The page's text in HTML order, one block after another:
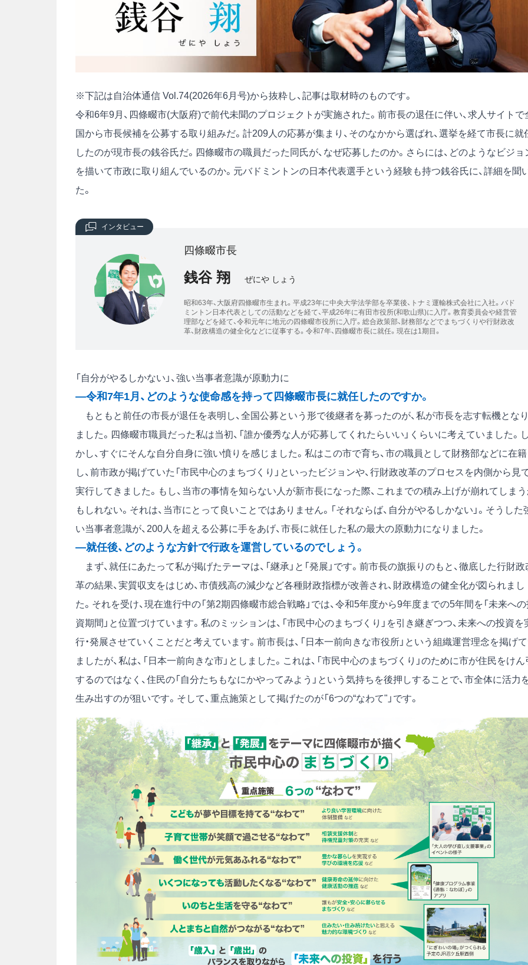
※下記は自治体通信 Vol.74(2026年6月号)から抜粋し、記事は取材時のものです。
令和6年9月、四條畷市(大阪府)で前代未聞のプロジェクトが実施された。前市長の退任に伴い、求人サイトで
国から市長候補を公募する取り組みだ。計209人の応募が集まり、そのなかから選ばれ、選挙を経て市長に就
したのが現市長の銭谷氏だ。四條畷市の職員だった同氏が、なぜ応募したのか。さらには、どのようなビジョ
を描いて市政に取り組んでいるのか。元バドミントンの日本代表選手という経験も持つ銭谷氏に、詳細を聞
た。
インタビュー
四條畷市長
銭谷 翔 ぜにや しょう
昭和63年、大阪府四條畷市生まれ。平成23年に中央大学法学部を卒業後、トナミ運輸株式会社に入社。バド
ミントン日本代表としての活動などを経て、平成26年に有田市役所(和歌山県)に入庁。教育委員会や経営管
理部などを経て、令和元年に地元の四條畷市役所に入庁。総合政策部、財務部などでまちづくりや行財政改
革、財政構造の健全化などに従事する。令和7年、四條畷市長に就任。現在は1期目。
「自分がやるしかない」、強い当事者意識が原動力に
―令和7年1月、どのような使命感を持って四條畷市長に就任したのですか。
もともと前任の市長が退任を表明し、全国公募という形で後継者を募ったのが、私が市長を志す転機となり
ました。四條畷市職員だった私は当初、「誰か優秀な人が応募してくれたらいい」くらいに考えていました。し
かし、すぐにそんな自分自身に強い憤りを感じました。私はこの市で育ち、市の職員として財務部などに在籍
し、前市政が掲げていた「市民中心のまちづくり」といったビジョンや、行財政改革のプロセスを内側から見
実行してきました。もし、当市の事情を知らない人が新市長になった際、これまでの積み上げが崩れてしま
もしれない。それは、当市にとって良いことではありません。「それならば、自分がやるしかない」。そうした
い当事者意識が、200人を超える公募に手をあげ、市長に就任した私の最大の原動力になりました。
―就任後、どのような方針で行政を運営しているのでしょう。
まず、就任にあたって私が掲げたテーマは、「継承」と「発展」です。前市長の旗振りのもと、徹底した行財政
革の結果、実質収支をはじめ、市債残高の減少など各種財政指標が改善され、財政構造の健全化が図られまし
た。それを受け、現在進行中の「第2期四條畷市総合戦略」では、令和5年度から9年度までの5年間を「未来への
資期間」と位置づけています。私のミッションは、「市民中心のまちづくり」を引き継ぎつつ、未来への投資を
行・発展させていくことだと考えています。前市長は、「日本一前向きな市役所」という組織運営理念を掲げ
ましたが、私は、「日本一前向きな市」としました。これは、「市民中心のまちづくり」のために市が住民をけん
するのではなく、住民の「自分たちもなにかやってみよう」という気持ちを後押しすることで、市全体に活力
生み出すのが狙いです。そして、重点施策として掲げたのが「6つの“なわて"」です。